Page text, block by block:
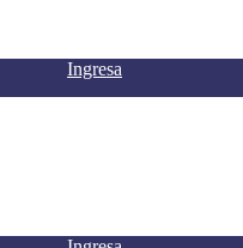
Ingresa